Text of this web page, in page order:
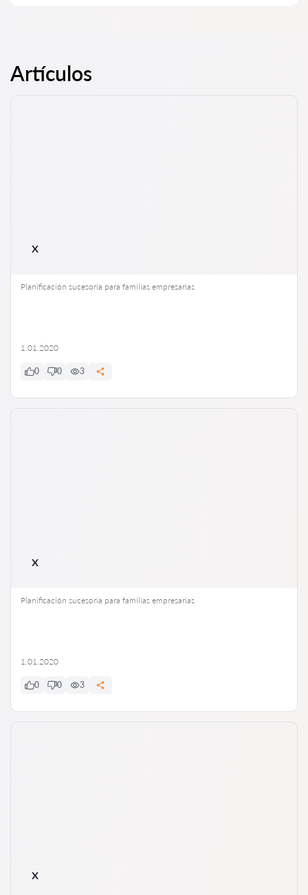
ayuda depende de la situación y de los deseos del cliente.
Artículos
x
Planificación sucesoria para familias empresarias
1.01.2020
0 0 3
x
Planificación sucesoria para familias empresarias
1.01.2020
0 0 3
x